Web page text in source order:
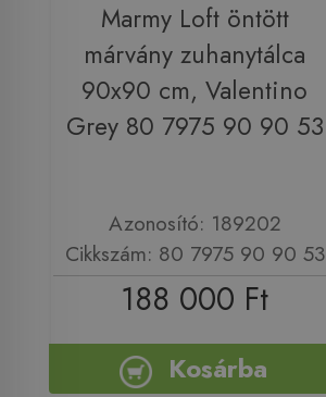
Marmy Loft öntött
márvány zuhanytálca
90x90 cm, Valentino
Grey 80 7975 90 90 53
Azonosító: 189202
Cikkszám: 80 7975 90 90 53
188 000 Ft
Kosárba